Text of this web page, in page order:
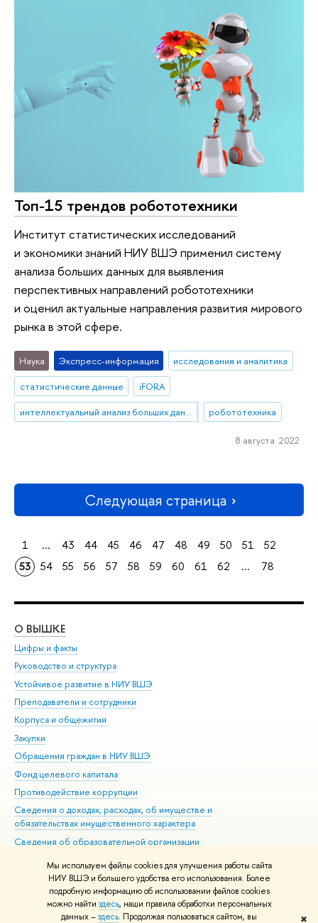
Мы используем файлы cookies для улучшения работы сайта
НИУ ВШЭ и большего удобства его использования. Более
подробную информацию об использовании файлов cookies
можно найти здесь, наши правила обработки персональных
данных –здесь. Продолжая пользоваться сайтом, вы ✖
Топ-15 трендов робототехники
Институт статистических исследований
и экономики знаний НИУ ВШЭ применил систему
анализа больших данных для выявления
перспективных направлений робототехники
и оценил актуальные направления развития мирового
рынка в этой сфере.
Наука Экспресс-информация
исследования и аналитика
статистические данные
iFORA
интеллектуальный анализ больших данных
робототехника
8 августа 2022
Следующая страница
1 ... 43 44 45 46 47 48 49 50 51
52
53
54 55 56 57 58 59 60 61 62 ... 78
О ВЫШКЕ
Цифры и факты
Руководство и структура
Устойчивое развитие в НИУ ВШЭ
Преподаватели и сотрудники
Корпуса и общежития
Закупки
Обращения граждан в НИУ ВШЭ
Фонд целевого капитала
Противодействие коррупции
Сведения о доходах, расходах, об имуществе и
обязательствах имущественного характера
Сведения об образовательной организации
Людям с ограниченными возможностями здоровья
Единая платежная страница
Работа в Вышке